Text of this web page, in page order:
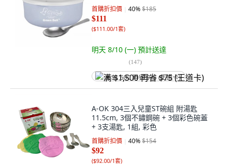
首購折扣價 40%$185
$111
($111.00/1套)
明天 8/10 (一) 預計送達
(147)
满 $1,500 再省 $75 (王道卡)
A-OK 304三入兒童ST碗組 附湯匙
11.5cm, 3個不鏽鋼碗 + 3個彩色碗蓋
+ 3支湯匙, 1組, 彩色
首購折扣價 40%$154
$92
($92.00/1套)